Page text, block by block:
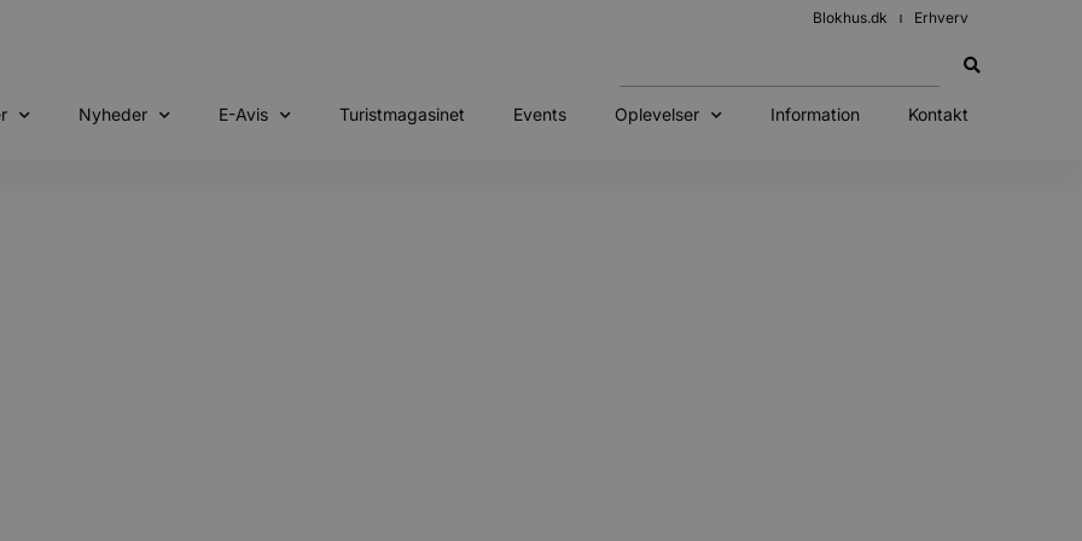
Blokhus.dk Erhverv
Nyheder E-Avis Turistmagasinet Events Oplevelser Information Kontakt